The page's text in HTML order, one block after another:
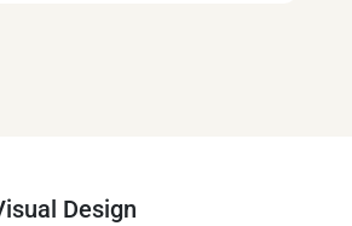
Design